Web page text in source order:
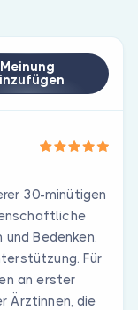
Meinung
30-minütigen
und Bedenken.
Für
an erster
Ärztinnen, die